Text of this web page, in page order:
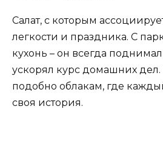
Салат, с которым
легкости и праздника. С
кухонь – он всегда
ускорял курс домашних
подобно облакам, где
своя история.